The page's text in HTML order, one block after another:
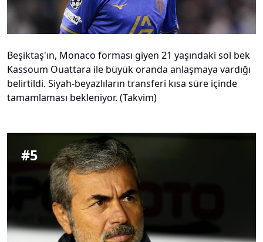
Beşiktaş'ın, Monaco forması giyen 21 yaşındaki sol bek
Kassoum Ouattara ile büyük oranda anlaşmaya vardığı
belirtildi. Siyah-beyazlıların transferi kısa süre içinde
tamamlaması bekleniyor. (Takvim)
#5